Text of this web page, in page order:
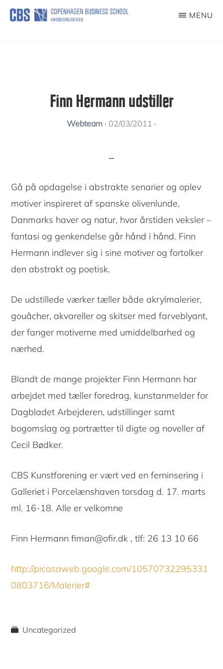
Skip
MENU
Finn Hermann udstiller
Webteam · 02/03/2011 ·
Gå på opdagelse i abstrakte senarier og oplev
motiver inspireret af spanske olivenlunde,
Danmarks haver og natur, hvor årstiden veksler –
fantasi og genkendelse går hånd i hånd. Finn
Hermann indlever sig i sine motiver og fortolker
den abstrakt og poetisk.
De udstillede værker tæller både akrylmalerier,
gouâcher, akvareller og skitser med farveblyant,
der fanger motiverne med umiddelbarhed og
nærhed.
Blandt de mange projekter Finn Hermann har
arbejdet med tæller foredrag, kunstanmelder for
Dagbladet Arbejderen, udstillinger samt
bogomslag og portrætter til digte og noveller af
Cecil Bødker.
CBS Kunstforening er vært ved en ferninsering i
Galleriet i Porcelænshaven torsdag d. 17. marts
ml. 16-18. Alle er velkomne
Finn Hermann fiman@ofir.dk , tlf: 26 13 10 66
http://picasaweb.google.com/10570732295331
0803716/Malerier#
Uncategorized